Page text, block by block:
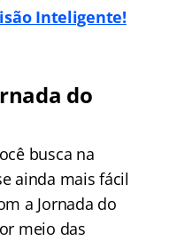
Inteligente!
do
busca na
ainda mais fácil
a Jornada do
meio das